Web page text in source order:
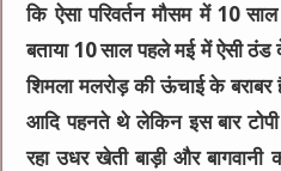
कि ऐसा परिवर्तन मौसम में 10
बताया 10 साल पहले मई में ऐसी ठंड
शिमला मलरोड़ की ऊंचाई के
आदि पहनते थे लेकिन इस बार
रहा उधर खेती बाड़ी और बागवानी